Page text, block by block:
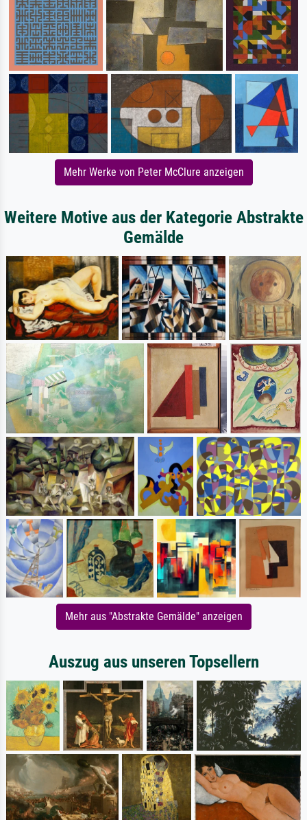
Mehr Werke von Peter McClure anzeigen
Weitere Motive aus der Kategorie Abstrakte
Gemälde
Mehr aus "Abstrakte Gemälde" anzeigen
Auszug aus unseren Topsellern